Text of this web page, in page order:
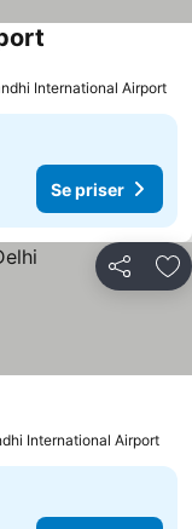
International Airport
Se priser
Del
International Airport